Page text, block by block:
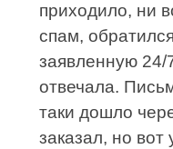
приходило, ни
спам,
заявленную 24/
отвечала.
таки дошло
заказал, но